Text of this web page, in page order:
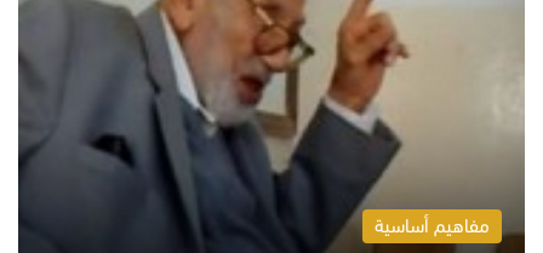
مفاهيم أساسية